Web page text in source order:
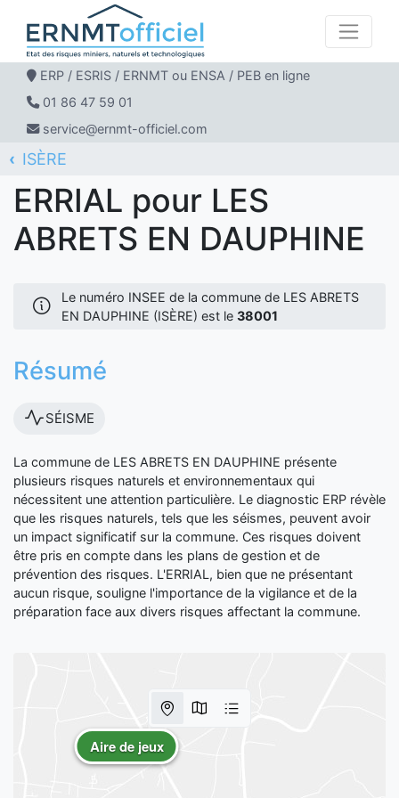
ERP / ESRIS / ERNMT ou ENSA / PEB en ligne
01 86 47 59 01
service@ernmt-officiel.com
ERNMT Officiel
ERRIAL
ISÈRE
LES ABRETS EN DAUPHINE
ERRIAL pour LES
ABRETS EN DAUPHINE
Le numéro INSEE de la commune de LES ABRETS
EN DAUPHINE (ISÈRE) est le 38001
Résumé
SÉISME
La commune de LES ABRETS EN DAUPHINE présente
plusieurs risques naturels et environnementaux qui
nécessitent une attention particulière. Le diagnostic ERP révèle
que les risques naturels, tels que les séismes, peuvent avoir
un impact significatif sur la commune. Ces risques doivent
être pris en compte dans les plans de gestion et de
prévention des risques. L'ERRIAL, bien que ne présentant
aucun risque, souligne l'importance de la vigilance et de la
préparation face aux divers risques affectant la commune.
Aire de jeux